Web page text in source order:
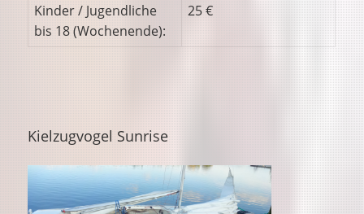
Kinder / Jugendliche
bis 18 (Wochenende):
25 €
Kielzugvogel Sunrise